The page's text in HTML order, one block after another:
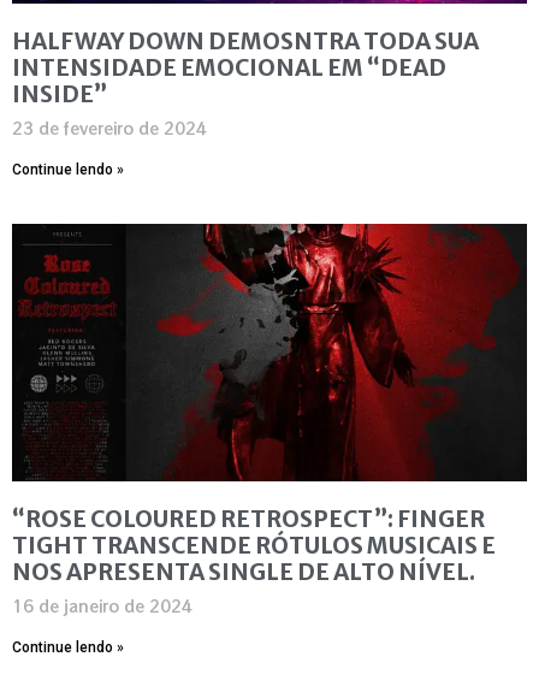
HALFWAY DOWN DEMOSNTRA TODA SUA
INTENSIDADE EMOCIONAL EM “DEAD
INSIDE”
23 de fevereiro de 2024
Continue lendo »
“ROSE COLOURED RETROSPECT”: FINGER
TIGHT TRANSCENDE RÓTULOS MUSICAIS E
NOS APRESENTA SINGLE DE ALTO NÍVEL.
16 de janeiro de 2024
Continue lendo »